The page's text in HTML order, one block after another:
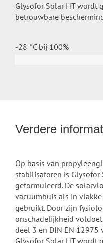
Glysofor Solar HT wordt
betrouwbare
-28 °C bij 100%
Verdere
Op basis van
stabilisatoren is
geformuleerd. De
vacuümbuis als in
gebruikt. Door zijn
onschadelijkheid
deel 3 en DIN EN 12975
Glysofor Solar HT wordt